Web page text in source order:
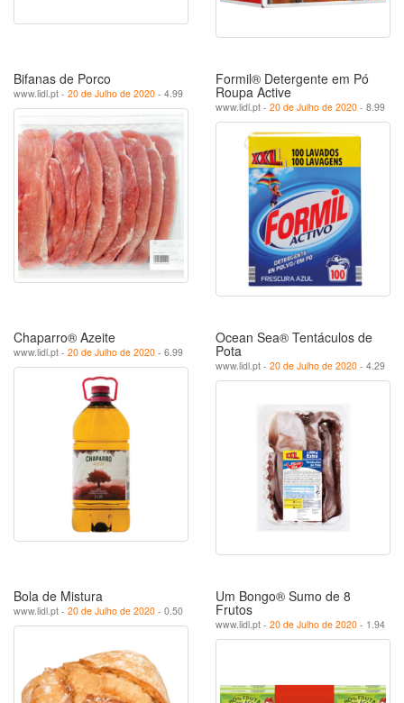
Bifanas de Porco
www.lidl.pt - 20 de Julho de 2020 - 4.99
Formil® Detergente em Pó
Roupa Active
www.lidl.pt - 20 de Julho de 2020 - 8.99
Chaparro® Azeite
www.lidl.pt - 20 de Julho de 2020 - 6.99
Ocean Sea® Tentáculos de
Pota
www.lidl.pt - 20 de Julho de 2020 - 4.29
Bola de Mistura
www.lidl.pt - 20 de Julho de 2020 - 0.50
Um Bongo® Sumo de 8
Frutos
www.lidl.pt - 20 de Julho de 2020 - 1.94